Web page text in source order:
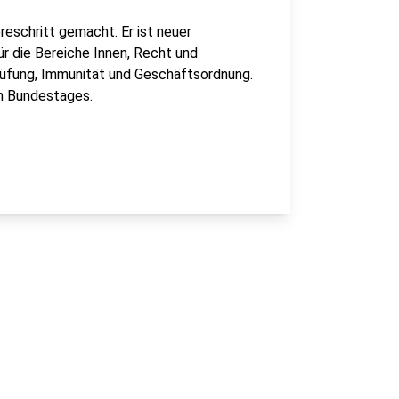
gemacht. Er ist neuer
Bereiche Innen, Recht und
Immunität und Geschäftsordnung.